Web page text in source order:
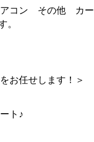
コン その他 カー
。
お任せします！＞
ト♪